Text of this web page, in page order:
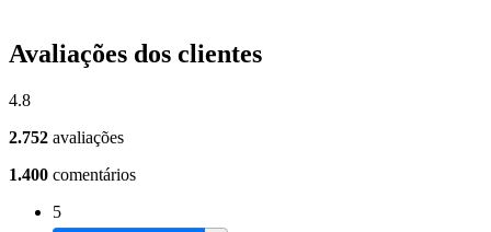
Avaliações dos clientes
4.8
2.752 avaliações
1.400 comentários
5